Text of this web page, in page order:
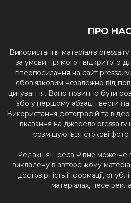
ПРО НАС
Використання матеріалів
за умови прямого і відкритого
гіперпосилання на сайт
обов'язковим незалежно від
цитування. Воно повинно бути
або у першому абзаці і вести
Використання фотографій та
вказання на джерело
розміщуються стокові
Редакція Преса Рівне може не
викладену в авторському
достовірність інформації,
матеріалах, несе